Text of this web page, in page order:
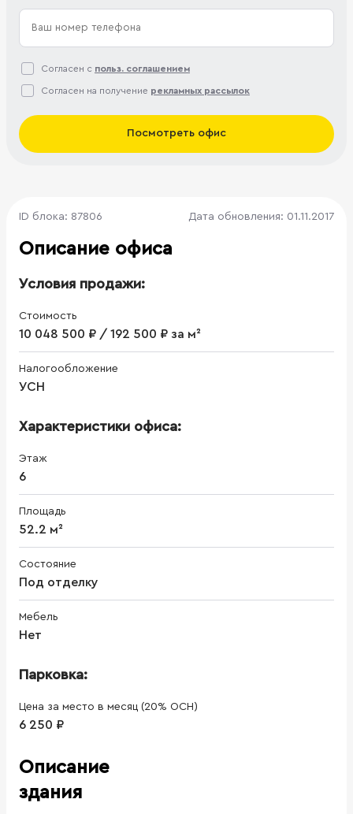
Согласен с польз. соглашением
Согласен на получение рекламных рассылок
Посмотреть офис
ID блока: 87806 Дата обновления: 01.11.2017
Описание офиса
Условия продажи:
Стоимость
10 048 500 ₽ / 192 500 ₽ за м²
Налогообложение
УСН
Характеристики офиса:
Этаж
6
Площадь
52.2 м²
Состояние
Под отделку
Мебель
Нет
Парковка:
Цена за место в месяц (20% ОСН)
6 250 ₽
Описание
здания